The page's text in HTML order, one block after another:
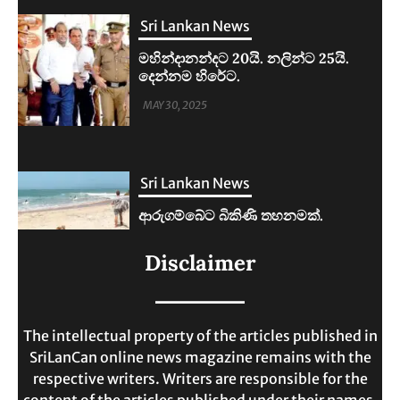
Sri Lankan News
ආරුගම්බේට බිකිණි තහනමක්.
MAY 30, 2025
Sri Lankan News
ඉහළට.
Disclaimer
The intellectual property of the articles published in
SriLanCan online news magazine remains with the
respective writers. Writers are responsible for the